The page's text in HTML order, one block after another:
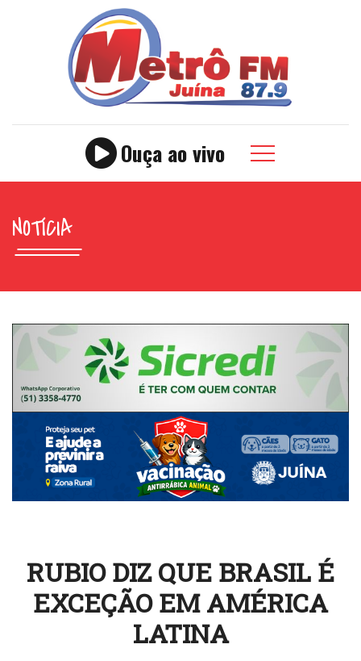
Ouça ao vivo
NOTÍCIA
RUBIO DIZ QUE BRASIL É
EXCEÇÃO EM AMÉRICA
LATINA